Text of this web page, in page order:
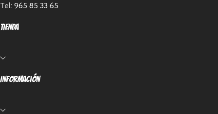
Tel: 965 85 33 65
Tienda
Información